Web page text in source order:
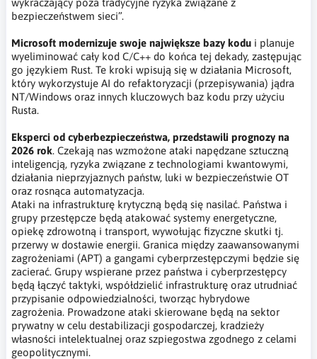
bezpieczeństwem sieci”.
Microsoft modernizuje swoje największe bazy kodu i planuje
wyeliminować cały kod C/C++ do końca tej dekady, zastępując
go językiem Rust. Te kroki wpisują się w działania Microsoft,
który wykorzystuje AI do refaktoryzacji (przepisywania) jądra
NT/Windows oraz innych kluczowych baz kodu przy użyciu
Rusta.
Eksperci od cyberbezpieczeństwa, przedstawili prognozy na
2026 rok. Czekają nas wzmożone ataki napędzane sztuczną
inteligencją, ryzyka związane z technologiami kwantowymi,
działania nieprzyjaznych państw, luki w bezpieczeństwie OT
oraz rosnąca automatyzacja.
Ataki na infrastrukturę krytyczną będą się nasilać. Państwa i
grupy przestępcze będą atakować systemy energetyczne,
opiekę zdrowotną i transport, wywołując fizyczne skutki tj.
przerwy w dostawie energii. Granica między zaawansowanymi
zagrożeniami (APT) a gangami cyberprzestępczymi będzie się
zacierać. Grupy wspierane przez państwa i cyberprzestępcy
będą łączyć taktyki, współdzielić infrastrukturę oraz utrudniać
przypisanie odpowiedzialności, tworząc hybrydowe
zagrożenia. Prowadzone ataki skierowane będą na sektor
prywatny w celu destabilizacji gospodarczej, kradzieży
własności intelektualnej oraz szpiegostwa zgodnego z celami
geopolitycznymi.